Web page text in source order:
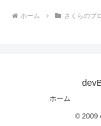
ホーム さくらのブ
ホーム
© 2009